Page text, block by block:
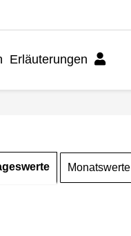
Erläuterungen
Monatswerte